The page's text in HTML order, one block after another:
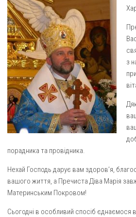
Архистратига Михаїла (м.
Покрови Пресвятої
Преображенська парафія
Парафія Благовіщення
Золочів)
Парафія Різдва Пресвятої
(Красноград)
Парохії Полтавської області
Пресвятої Трійці (м. Полтава)
Всіх Святих українського
Свято-Юріївська парафія (м.
Архистратига Михаїла (с.
Благовіщення Пресвятої
Газета Християнський голос
Надруковані числа
Молитви
Галерея
Рух pro-life
з
порадника та провідника.
Нехай Господь дарує вам здоров’я,
вашого життя, а Пречиста Діва Марія
Материнським Покровом!
Сьогодні в особливий спосіб єднаємося